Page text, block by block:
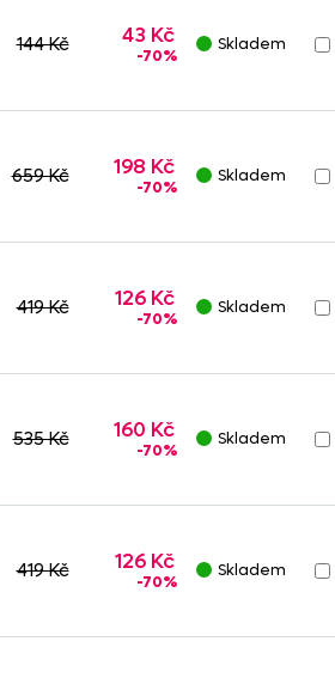
144 Kč 43 Kč
-70%
Skladem
659 Kč 198 Kč
-70%
Skladem
419 Kč 126 Kč
-70%
Skladem
535 Kč 160 Kč
-70%
Skladem
419 Kč 126 Kč
-70%
Skladem